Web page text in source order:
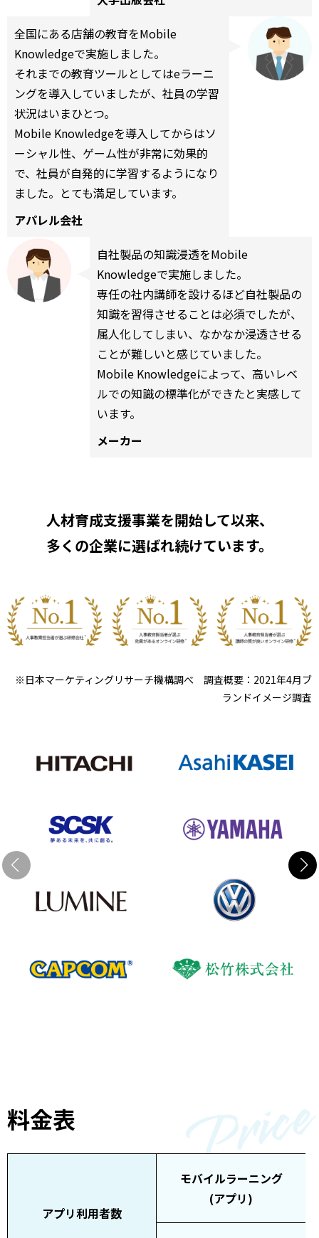
全国にある店舗の教育をMobile
Knowledgeで実施しました。
それまでの教育ツールとしてはeラーニ
ングを導入していましたが、社員の学習
状況はいまひとつ。
Mobile Knowledgeを導入してからはソ
ーシャル性、ゲーム性が非常に効果的
で、社員が自発的に学習するようになり
ました。とても満足しています。
アパレル会社
自社製品の知識浸透をMobile
Knowledgeで実施しました。
専任の社内講師を設けるほど自社製品の
知識を習得させることは必須でしたが、
属人化してしまい、なかなか浸透させる
ことが難しいと感じていました。
Mobile Knowledgeによって、高いレベ
ルでの知識の標準化ができたと実感して
います。
メーカー
人材育成支援事業を開始して以来、
多くの企業に選ばれ続けています。
※日本マーケティングリサーチ機構調べ 調査概要：2021年4月ブ
ランドイメージ調査
料金表
アプリ利用者数
モバイルラーニング
(アプリ)